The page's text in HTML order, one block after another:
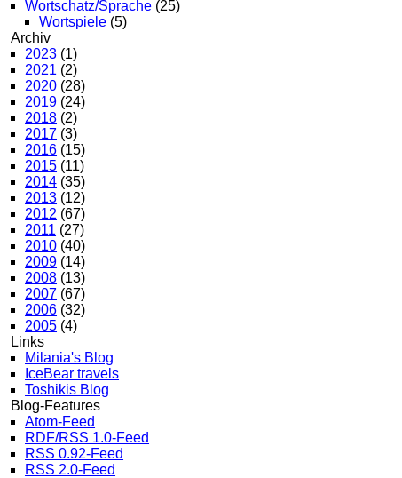
Wortschatz/Sprache (25)
Wortspiele (5)
Archiv
2023 (1)
2021 (2)
2020 (28)
2019 (24)
2018 (2)
2017 (3)
2016 (15)
2015 (11)
2014 (35)
2013 (12)
2012 (67)
2011 (27)
2010 (40)
2009 (14)
2008 (13)
2007 (67)
2006 (32)
2005 (4)
Links
Milania's Blog
IceBear travels
Toshikis Blog
Blog-Features
Atom-Feed
RDF/RSS 1.0-Feed
RSS 0.92-Feed
RSS 2.0-Feed